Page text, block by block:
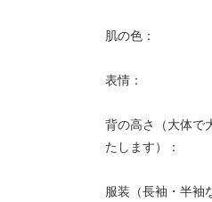
肌の色：
表情：
背の高さ（大体で
たします）：
服装（長袖・半袖